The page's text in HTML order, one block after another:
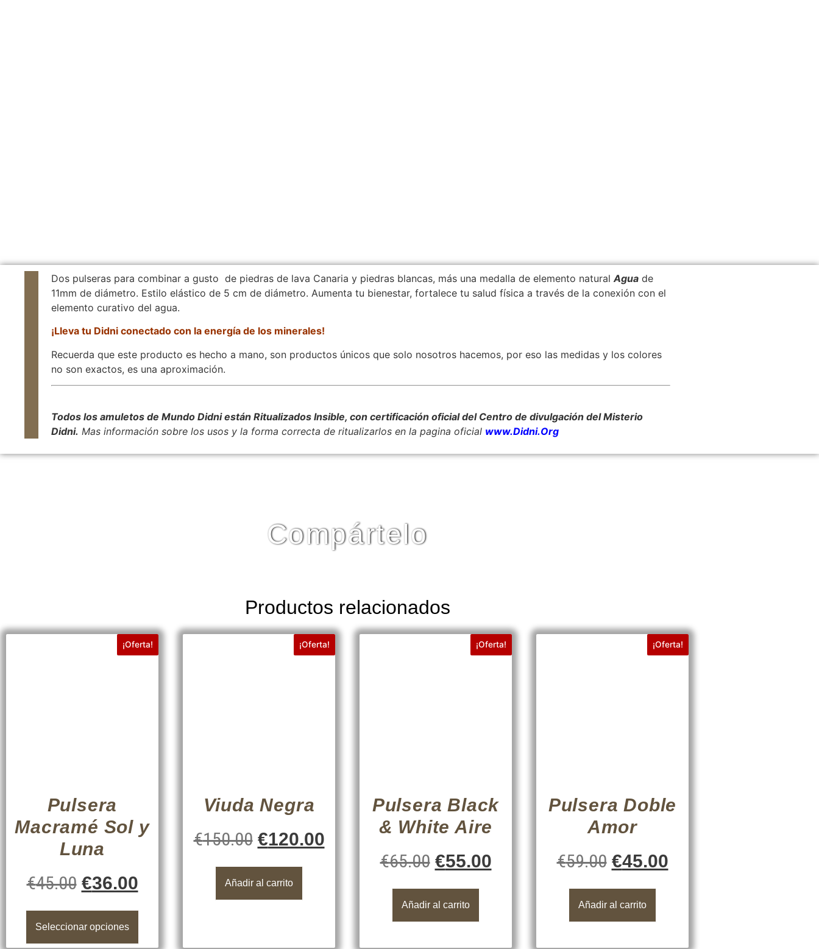
Dos pulseras para combinar a gusto de piedras de lava Canaria y piedras blancas, más una medalla de elemento natural Agua de
11mm de diámetro. Estilo elástico de 5 cm de diámetro. Aumenta tu bienestar, fortalece tu salud física a través de la conexión con el
elemento curativo del agua.
¡Lleva tu Didni conectado con la energía de los minerales!
Recuerda que este producto es hecho a mano, son productos únicos que solo nosotros hacemos, por eso las medidas y los colores
no son exactos, es una aproximación.
Todos los amuletos de Mundo Didni están Ritualizados Insible, con certificación oficial del Centro de divulgación del Misterio
Didni. Mas información sobre los usos y la forma correcta de ritualizarlos en la pagina oficial www.Didni.Org
Compártelo
Productos relacionados
¡Oferta!
Pulsera
Macramé Sol y
Luna
€45.00 €36.00
Seleccionar opciones
¡Oferta!
Viuda Negra
€150.00 €120.00
Añadir al carrito
¡Oferta!
Pulsera Black
& White Aire
€65.00 €55.00
Añadir al carrito
¡Oferta!
Pulsera Doble
Amor
€59.00 €45.00
Añadir al carrito